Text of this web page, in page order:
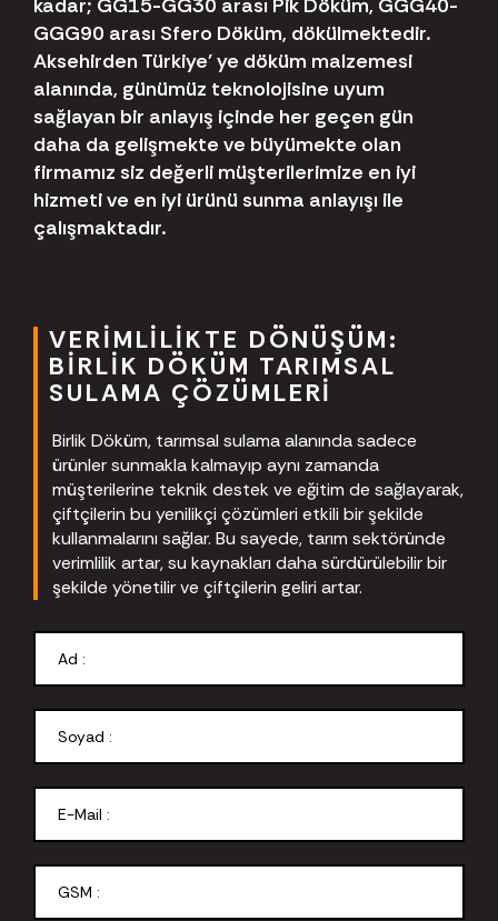
kadar; GG15-GG30 arası Pik Döküm, GGG40-
GGG90 arası Sfero Döküm, dökülmektedir.
Aksehirden Türkiye' ye döküm malzemesi
alanında, günümüz teknolojisine uyum
sağlayan bir anlayış içinde her geçen gün
daha da gelişmekte ve büyümekte olan
firmamız siz değerli müşterilerimize en iyi
hizmeti ve en iyi ürünü sunma anlayışı ile
çalışmaktadır.
VERIMLILIKTE DÖNÜŞÜM:
BIRLIK DÖKÜM TARIMSAL
SULAMA ÇÖZÜMLERI
Birlik Döküm, tarımsal sulama alanında sadece
ürünler sunmakla kalmayıp aynı zamanda
müşterilerine teknik destek ve eğitim de sağlayarak,
çiftçilerin bu yenilikçi çözümleri etkili bir şekilde
kullanmalarını sağlar. Bu sayede, tarım sektöründe
verimlilik artar, su kaynakları daha sürdürülebilir bir
şekilde yönetilir ve çiftçilerin geliri artar.